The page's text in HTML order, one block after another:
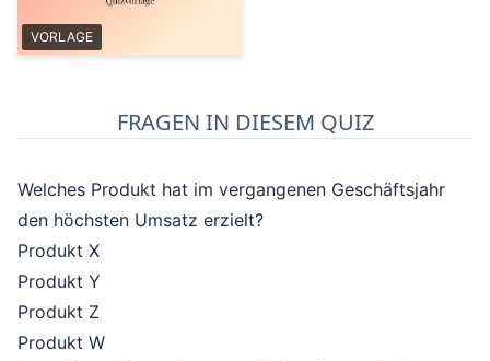
VORLAGE
FRAGEN IN DIESEM QUIZ
Welches Produkt hat im vergangenen Geschäftsjahr
den höchsten Umsatz erzielt?
Produkt X
Produkt Y
Produkt Z
Produkt W